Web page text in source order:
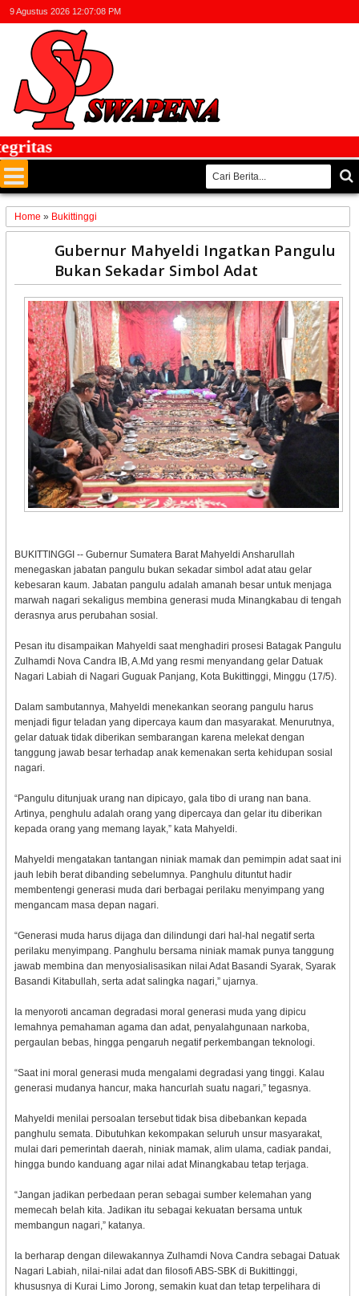
9 Agustus 2026 12:07:08 PM
Home » Bukittinggi
Gubernur Mahyeldi Ingatkan Pangulu
Bukan Sekadar Simbol Adat
BUKITTINGGI -- Gubernur Sumatera Barat Mahyeldi Ansharullah
menegaskan jabatan pangulu bukan sekadar simbol adat atau gelar
kebesaran kaum. Jabatan pangulu adalah amanah besar untuk menjaga
marwah nagari sekaligus membina generasi muda Minangkabau di tengah
derasnya arus perubahan sosial.
Pesan itu disampaikan Mahyeldi saat menghadiri prosesi Batagak Pangulu
Zulhamdi Nova Candra IB, A.Md yang resmi menyandang gelar Datuak
Nagari Labiah di Nagari Guguak Panjang, Kota Bukittinggi, Minggu (17/5).
Dalam sambutannya, Mahyeldi menekankan seorang pangulu harus
menjadi figur teladan yang dipercaya kaum dan masyarakat. Menurutnya,
gelar datuak tidak diberikan sembarangan karena melekat dengan
tanggung jawab besar terhadap anak kemenakan serta kehidupan sosial
nagari.
“Pangulu ditunjuak urang nan dipicayo, gala tibo di urang nan bana.
Artinya, penghulu adalah orang yang dipercaya dan gelar itu diberikan
kepada orang yang memang layak,” kata Mahyeldi.
Mahyeldi mengatakan tantangan niniak mamak dan pemimpin adat saat ini
jauh lebih berat dibanding sebelumnya. Panghulu dituntut hadir
membentengi generasi muda dari berbagai perilaku menyimpang yang
mengancam masa depan nagari.
“Generasi muda harus dijaga dan dilindungi dari hal-hal negatif serta
perilaku menyimpang. Panghulu bersama niniak mamak punya tanggung
jawab membina dan menyosialisasikan nilai Adat Basandi Syarak, Syarak
Basandi Kitabullah, serta adat salingka nagari,” ujarnya.
Ia menyoroti ancaman degradasi moral generasi muda yang dipicu
lemahnya pemahaman agama dan adat, penyalahgunaan narkoba,
pergaulan bebas, hingga pengaruh negatif perkembangan teknologi.
“Saat ini moral generasi muda mengalami degradasi yang tinggi. Kalau
generasi mudanya hancur, maka hancurlah suatu nagari,” tegasnya.
Mahyeldi menilai persoalan tersebut tidak bisa dibebankan kepada
panghulu semata. Dibutuhkan kekompakan seluruh unsur masyarakat,
mulai dari pemerintah daerah, niniak mamak, alim ulama, cadiak pandai,
hingga bundo kanduang agar nilai adat Minangkabau tetap terjaga.
“Jangan jadikan perbedaan peran sebagai sumber kelemahan yang
memecah belah kita. Jadikan itu sebagai kekuatan bersama untuk
membangun nagari,” katanya.
Ia berharap dengan dilewakannya Zulhamdi Nova Candra sebagai Datuak
Nagari Labiah, nilai-nilai adat dan filosofi ABS-SBK di Bukittinggi,
khususnya di Kurai Limo Jorong, semakin kuat dan tetap terpelihara di